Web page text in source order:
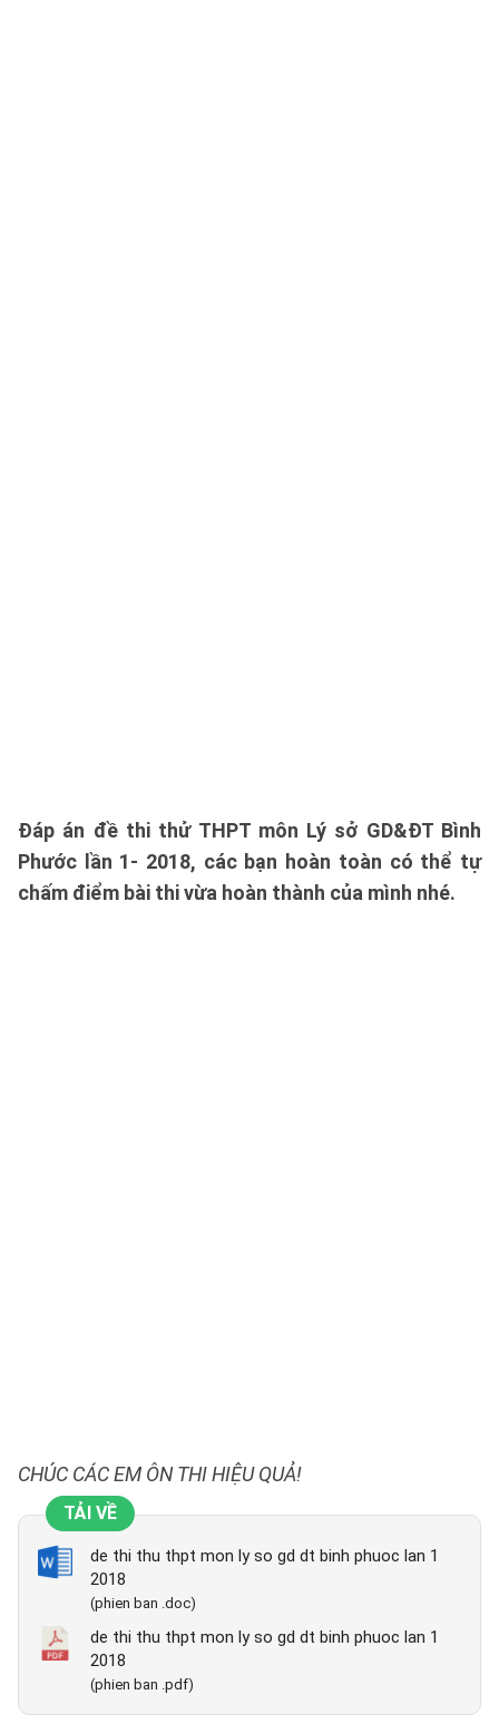
Đáp án đề thi thử THPT môn Lý sở GD&ĐT Bình
Phước lần 1- 2018, các bạn hoàn toàn có thể tự
chấm điểm bài thi vừa hoàn thành của mình nhé.
CHÚC CÁC EM ÔN THI HIỆU QUẢ!
TẢI VỀ
de thi thu thpt mon ly so gd dt binh phuoc lan 1
2018
(phien ban .doc)
de thi thu thpt mon ly so gd dt binh phuoc lan 1
2018
(phien ban .pdf)